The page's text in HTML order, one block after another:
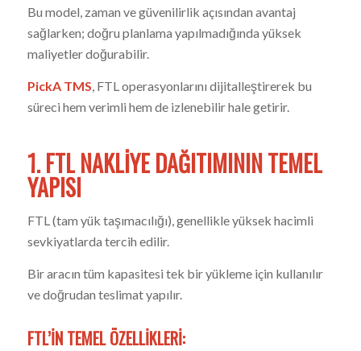
Bu model, zaman ve güvenilirlik açısından avantaj
sağlarken; doğru planlama yapılmadığında yüksek
maliyetler doğurabilir.
PickA TMS , FTL operasyonlarını dijitalleştirerek bu
süreci hem verimli hem de izlenebilir hale getirir.
1. FTL NAKLIYE DAĞITIMININ TEMEL
YAPISI
FTL (tam yük taşımacılığı), genellikle yüksek hacimli
sevkiyatlarda tercih edilir.
Bir aracın tüm kapasitesi tek bir yükleme için kullanılır
ve doğrudan teslimat yapılır.
FTL’IN TEMEL ÖZELLIKLERI: